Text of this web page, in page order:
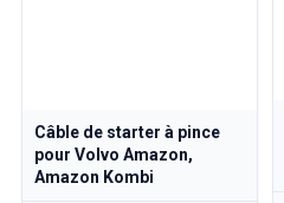
Câble de starter à pince
pour Volvo Amazon,
Amazon Kombi